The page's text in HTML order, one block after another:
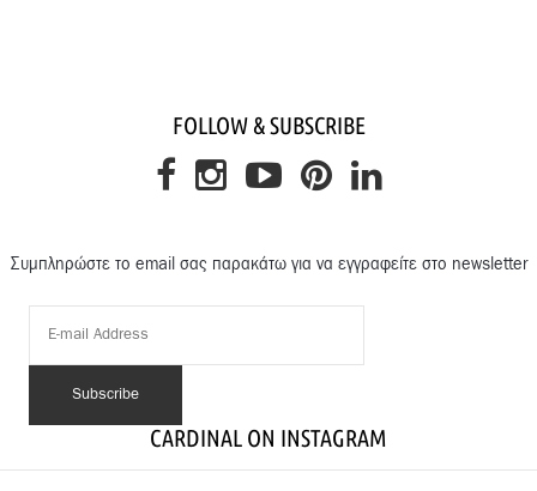
FOLLOW & SUBSCRIBE
Συμπληρώστε το email σας παρακάτω για να εγγραφείτε στο newsletter
CARDINAL ON INSTAGRAM